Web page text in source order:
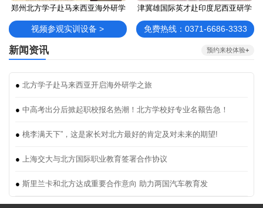
郑州北方学子赴马来西亚海外研学 津冀雄国际英才赴印度尼西亚研学
视频参观实训设备 > 免费热线：0371-6686-3333
新闻资讯 预约来校体验+
● 北方学子赴马来西亚开启海外研学之旅
● 中高考出分后掀起职校报名热潮！北方学校好专业名额告急！
● 桃李满天下”，这是家长对北方最好的肯定及对未来的期望!
● 上海交大与北方国际职业教育签署合作协议
● 斯里兰卡和北方达成重要合作意向 助力两国汽车教育发